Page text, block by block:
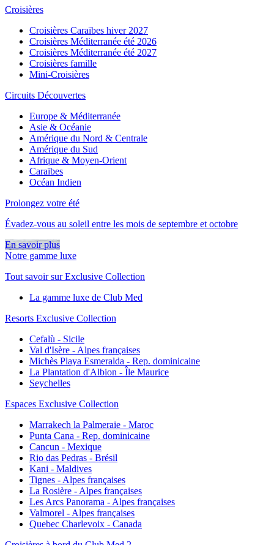
Croisières
Croisières Caraïbes hiver 2027
Croisières Méditerranée été 2026
Croisières Méditerranée été 2027
Croisières famille
Mini-Croisières
Circuits Découvertes
Europe & Méditerranée
Asie & Océanie
Amérique du Nord & Centrale
Amérique du Sud
Afrique & Moyen-Orient
Caraïbes
Océan Indien
Prolongez votre été
Évadez-vous au soleil entre les mois de septembre et octobre
En savoir plus
Notre gamme luxe
Tout savoir sur Exclusive Collection
La gamme luxe de Club Med
Resorts Exclusive Collection
Cefalù - Sicile
Val d'Isère - Alpes françaises
Michès Playa Esmeralda - Rep. dominicaine
La Plantation d'Albion - Île Maurice
Seychelles
Espaces Exclusive Collection
Marrakech la Palmeraie - Maroc
Punta Cana - Rep. dominicaine
Cancun - Mexique
Rio das Pedras - Brésil
Kani - Maldives
Tignes - Alpes françaises
La Rosière - Alpes françaises
Les Arcs Panorama - Alpes françaises
Valmorel - Alpes françaises
Quebec Charlevoix - Canada